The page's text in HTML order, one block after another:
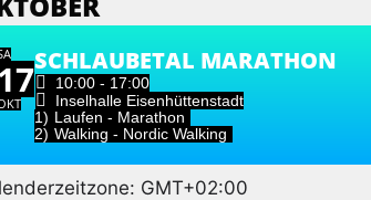
17SCHLAUBETAL MARATHON
10:00 - 17:00
Inselhalle Eisenhüttenstadt
1) Laufen - Marathon
2) Walking - Nordic Walking
GMT+02:00